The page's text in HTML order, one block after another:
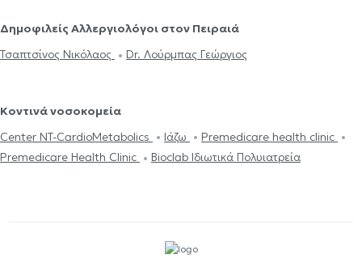
Δημοφιλείς Αλλεργιολόγοι στον Πειραιά
Τσαπτσίνος Νικόλαος
Dr. Λούρμπας Γεώργιος
Κοντινά νοσοκομεία
Center NT-CardioMetabolics
Ιάζω
Premedicare health clinic
Premedicare Health Clinic
Bioclab Ιδιωτικά Πολυιατρεία